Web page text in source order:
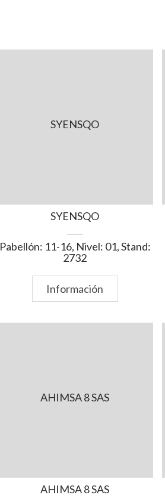
SYENSQO
SYENSQO
Pabellón: 11-16, Nivel: 01, Stand:
2732
Información
AHIMSA 8 SAS
AHIMSA 8 SAS